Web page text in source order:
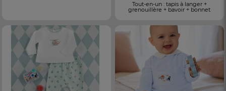
Tout-en-un : tapis à langer +
grenouillère + bavoir + bonnet